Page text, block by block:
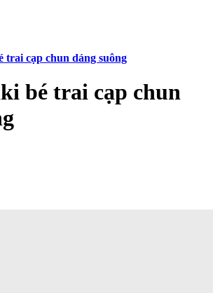
trai cạp chun dáng suông
bé trai cạp chun